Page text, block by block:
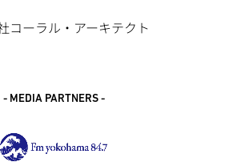
コーラル・アーキテクト
- MEDIA PARTNERS -